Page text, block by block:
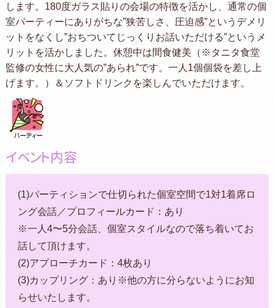
します。180度ガラス貼りの会場の特徴を活かし、通常の個
室パーティーにありがちな”狭苦しさ、圧迫感”というデメリ
ットをなくし”おちついてじっくりお話いただける”というメ
リットを活かしました。休憩中は間食健美（※タニタ食堂
監修の女性に大人気の”あられ”です。一人1個個袋を差し上
げます。）＆ソフトドリンクを楽しんでいただけます。
イベント内容
(1)パーティションで仕切られた個室空間で1対1着席ロ
ング会話／プロフィールカード：あり
※一人4〜5分会話、個室スタイルなので落ち着いてお
話して頂けます。
(2)アプローチカード：4枚あり
(3)カップリング：あり※他の方に分らないようにお知
らせいたします。